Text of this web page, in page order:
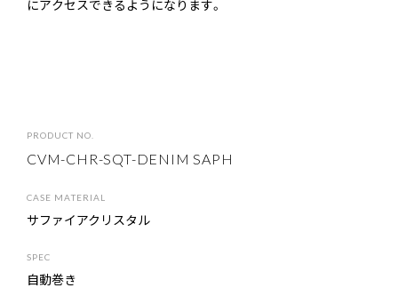
にアクセスできるようになります。
PRODUCT NO
CVM-CHR-SQT-DENIM SAPH
CASE MATER IA L
サファイアクリスタル
SPEC
自動巻き